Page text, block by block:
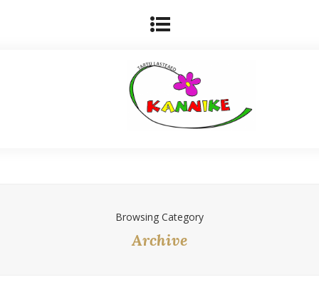
Browsing Category
Archive